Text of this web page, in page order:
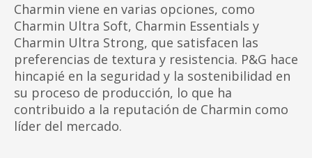
Charmin viene en varias opciones, como
Charmin Ultra Soft, Charmin Essentials y
Charmin Ultra Strong, que satisfacen las
preferencias de textura y resistencia. P&G hace
hincapié en la seguridad y la sostenibilidad en
su proceso de producción, lo que ha
contribuido a la reputación de Charmin como
líder del mercado.